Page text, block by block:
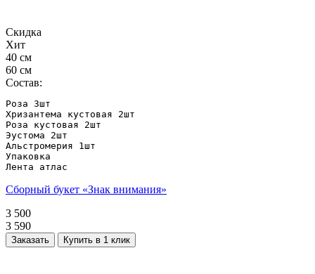
Скидка
Хит
40 см
60 см
Состав:
Роза 3шт
Хризантема кустовая 2шт
Роза кустовая 2шт
Эустома 2шт
Альстромерия 1шт
Упаковка
Лента атлас
Сборный букет «Знак внимания»
3 500
3 590
Заказать Купить в 1 клик